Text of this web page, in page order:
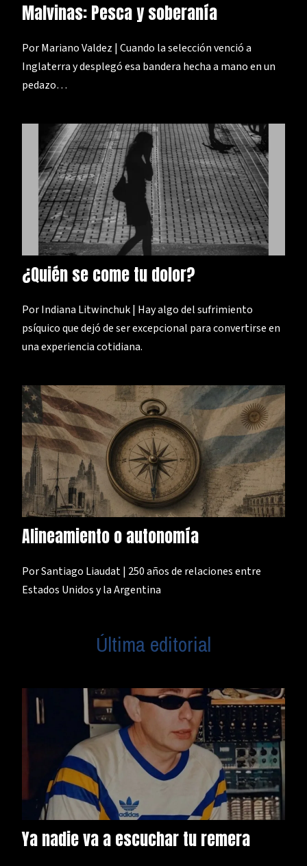
Malvinas: Pesca y soberanía
Por Mariano Valdez | Cuando la selección venció a
Inglaterra y desplegó esa bandera hecha a mano en un
pedazo…
¿Quién se come tu dolor?
Por Indiana Litwinchuk | Hay algo del sufrimiento
psíquico que dejó de ser excepcional para convertirse en
una experiencia cotidiana.
Alineamiento o autonomía
Por Santiago Liaudat | 250 años de relaciones entre
Estados Unidos y la Argentina
Última editorial
Ya nadie va a escuchar tu remera